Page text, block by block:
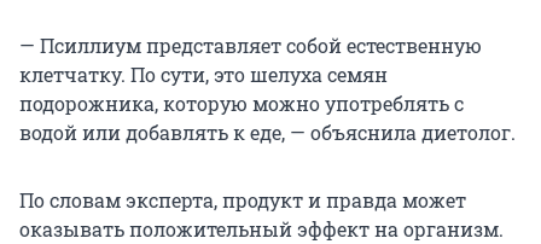
— Псиллиум представляет собой естественную
клетчатку. По сути, это шелуха семян
подорожника, которую можно употреблять с
водой или добавлять к еде, — объяснила диетолог.
По словам эксперта, продукт и правда может
оказывать положительный эффект на организм.